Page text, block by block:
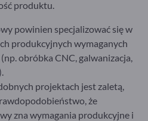
produktu.
powinien specjalizować się w
produkcyjnych wymaganych
obróbka CNC, galwanizacja,
projektach jest zaletą,
że
zna wymagania produkcyjne i